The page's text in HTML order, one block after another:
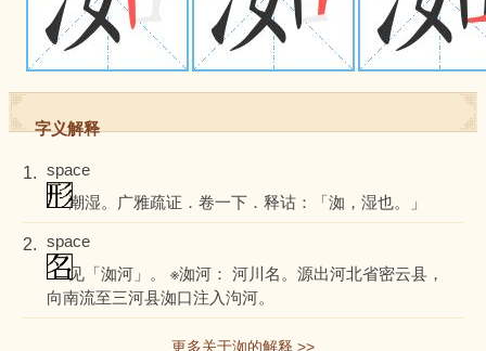
字义解释
1.
space
潮湿。广雅疏证．卷一下．释诂：「洳，湿也。」
2.
space
见「洳河」。 ※洳河： 河川名。源出河北省密云县，
向南流至三河县洳口注入泃河。
更多关于洳的解释 >>